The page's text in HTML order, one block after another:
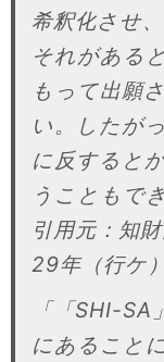
希釈化させ
それがある
もって出願
い。したが
に反すると
うこともで
引用元：知
29年（行ケ
「「SHI-
にあること